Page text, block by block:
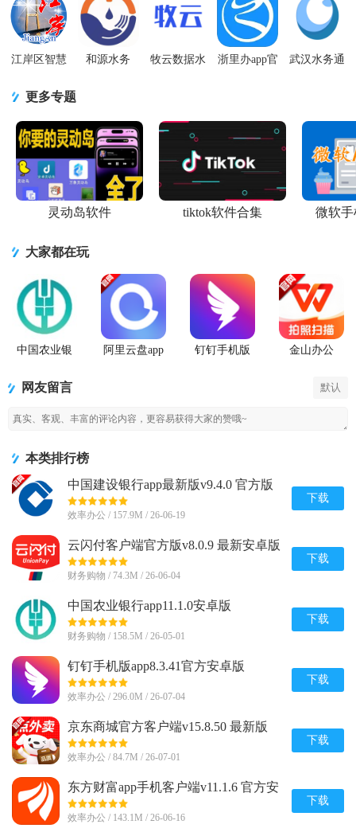
版
版
手机客户
江岸区智慧
台手机版
5.2.26最新
版
和源水务
牧云数据水
浙里办app官
武汉水务通
更多专题
灵动岛软件 tiktok软件合集 微软手
大家都在玩
中国农业银
阿里云盘app
钉钉手机版
金山办公
新版
网友留言 默认
本类排行榜
中国建设银行app最新版v9.4.0 官方版
效率办公 / 157.9M / 26-06-19
下载
云闪付客户端官方版v8.0.9 最新安卓版
财务购物 / 74.3M / 26-06-04
下载
中国农业银行app11.1.0安卓版
财务购物 / 158.5M / 26-05-01
下载
钉钉手机版app8.3.41官方安卓版
效率办公 / 296.0M / 26-07-04
下载
京东商城官方客户端v15.8.50 最新版
效率办公 / 84.7M / 26-07-01
下载
东方财富app手机客户端v11.1.6 官方安
卓版
效率办公 / 143.1M / 26-06-16
下载